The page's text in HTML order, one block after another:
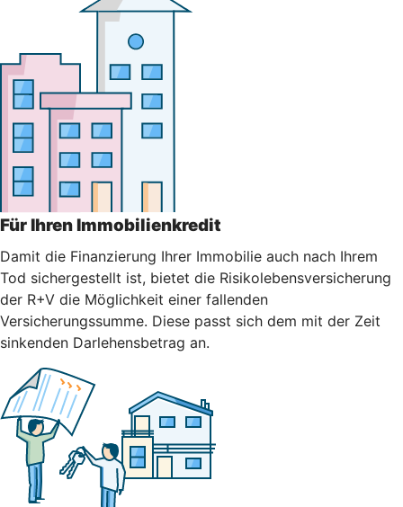
Für Ihren Immobilienkredit
Damit die Finanzierung Ihrer Immobilie auch nach Ihrem
Tod sichergestellt ist, bietet die Risikolebensversicherung
der R+V die Möglichkeit einer fallenden
Versicherungssumme. Diese passt sich dem mit der Zeit
sinkenden Darlehensbetrag an.